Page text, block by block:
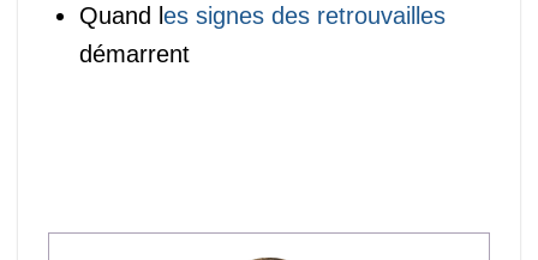
Quand les signes des retrouvailles
démarrent